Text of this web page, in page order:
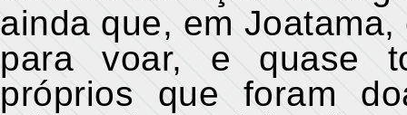
ainda que, em
para voar, e quase
próprios que foram